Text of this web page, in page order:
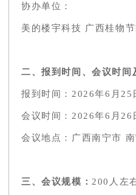
协办单位：
美的楼宇科技 广西桂物
二、报到时间、会议时间
报到时间：2026年6月
会议时间：2026年6月
会议地点：广西南宁市
三、会议规模： 200人左